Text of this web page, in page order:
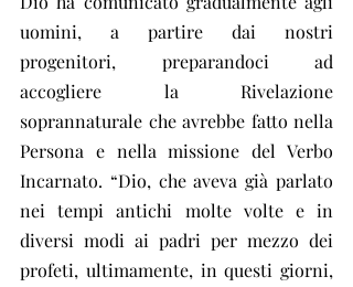
uomini, a partire dai nostri
progenitori, preparandoci ad
accogliere la Rivelazione
soprannaturale che avrebbe fatto nella
Persona e nella missione del Verbo
Incarnato. “Dio, che aveva già parlato
nei tempi antichi molte volte e in
diversi modi ai padri per mezzo dei
profeti, ultimamente, in questi giorni,